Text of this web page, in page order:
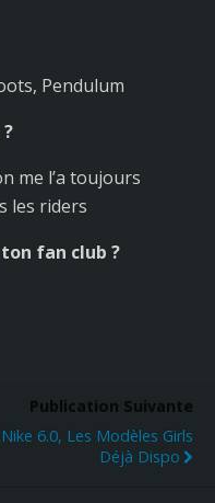
Pendulum
me l’a toujours
les riders
fan club ?
Publication Suivante
Nike 6.0, Les Modèles Girls
Déjà Dispo